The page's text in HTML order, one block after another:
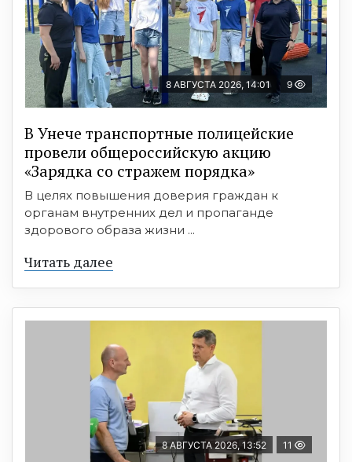
8 АВГУСТА 2026, 14:01 9
В Унече транспортные полицейские
провели общероссийскую акцию
«Зарядка со стражем порядка»
В целях повышения доверия граждан к
органам внутренних дел и пропаганде
здорового образа жизни ...
Читать далее
8 АВГУСТА 2026, 13:52 11